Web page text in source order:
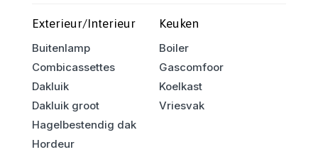
Exterieur/Interieur
Buitenlamp
Combicassettes
Dakluik
Dakluik groot
Hagelbestendig dak
Hordeur
Keuken
Boiler
Gascomfoor
Koelkast
Vriesvak